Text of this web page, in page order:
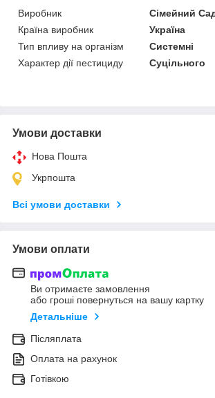
Виробник
Сімейний
Країна виробник
Україна
Тип впливу на організм
Системні
Характер дії пестициду
Суцільного
Умови доставки
Нова Пошта
Укрпошта
Всі умови доставки
Умови оплати
Ви отримаєте замовлення
або гроші повернуться на вашу картку
Детальніше
Післяплата
Оплата на рахунок
Готівкою